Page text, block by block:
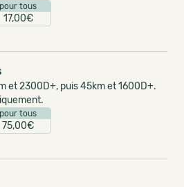
pour tous
17,00€
et 2300D+, puis 45km et 1600D+.
pour tous
75,00€